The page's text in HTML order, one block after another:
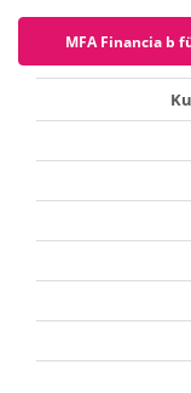
MFA Financia b